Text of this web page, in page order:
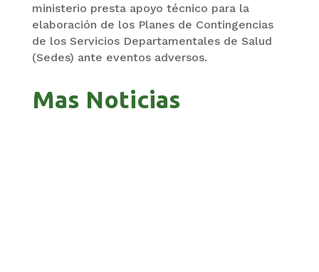
ministerio presta apoyo técnico para la
elaboración de los Planes de Contingencias
de los Servicios Departamentales de Salud
(Sedes) ante eventos adversos.
Mas Noticias